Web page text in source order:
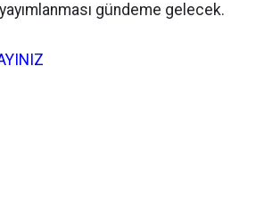
gündeme gelecek.